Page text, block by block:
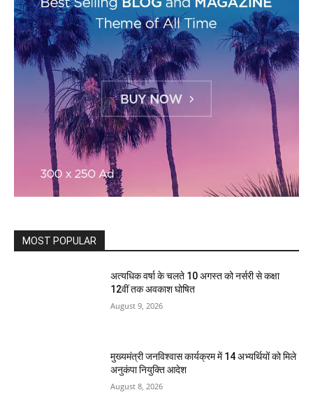
MOST POPULAR
अत्यधिक वर्षा के चलते 10 अगस्त को नर्सरी से कक्षा
12वीं तक अवकाश घोषित
August 9, 2026
मुख्यमंत्री जनविश्वास कार्यक्रम में 14 अभ्यर्थियों को मिले
अनुकंपा नियुक्ति आदेश
August 8, 2026